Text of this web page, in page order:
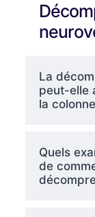
La
peut-elle
la
Quels
de